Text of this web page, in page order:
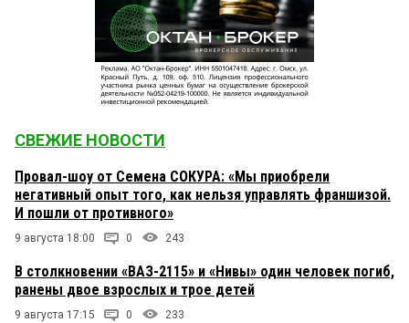
СВЕЖИЕ НОВОСТИ
Провал-шоу от Семена СОКУРА: «Мы приобрели
негативный опыт того, как нельзя управлять франшизой.
И пошли от противного»
9 августа 18:00 0 243
В столкновении «ВАЗ-2115» и «Нивы» один человек погиб,
ранены двое взрослых и трое детей
9 августа 17:15 0 233